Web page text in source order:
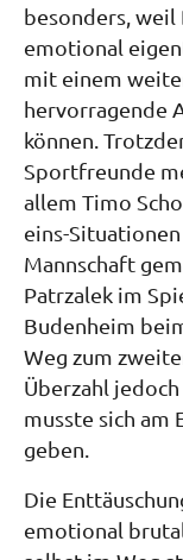
besonders, weil
emotional
mit einem
hervorragende
können.
Sportfreunde
allem Timo
eins-
Mannschaft
Patrzalek im
Budenheim
Weg zum
Überzahl
musste sich am
geben.
Die
emotional